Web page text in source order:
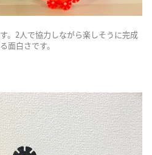
。2人で協力しながら楽しそうに完成
面白さです。